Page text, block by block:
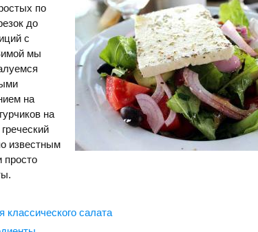
по
до
с
мы
на
на
известным
просто
классического салата